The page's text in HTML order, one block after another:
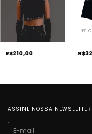
R$210,00
9%
ASSINE NOSSA NEWSLETTER